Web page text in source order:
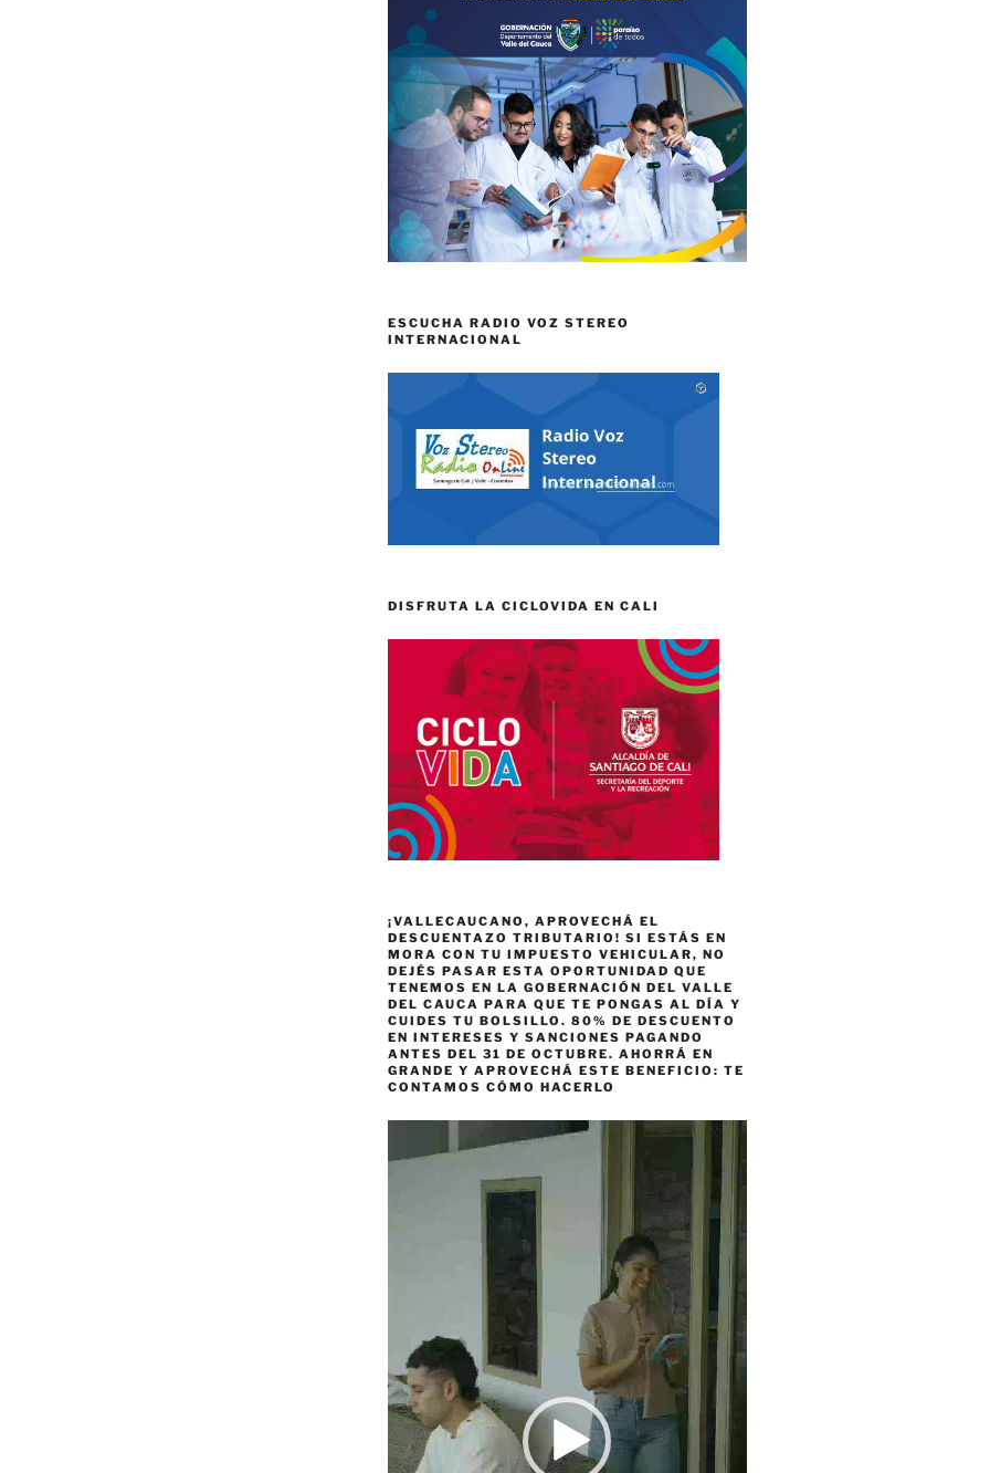
ESCUCHA RADIO VOZ STEREO
INTERNACIONAL
DISFRUTA LA CICLOVIDA EN CALI
¡VALLECAUCANO, APROVECHÁ EL
DESCUENTAZO TRIBUTARIO! SI ESTÁS EN
MORA CON TU IMPUESTO VEHICULAR, NO
DEJÉS PASAR ESTA OPORTUNIDAD QUE
TENEMOS EN LA GOBERNACIÓN DEL VALLE
DEL CAUCA PARA QUE TE PONGAS AL DÍA Y
CUIDES TU BOLSILLO. 80% DE DESCUENTO
EN INTERESES Y SANCIONES PAGANDO
ANTES DEL 31 DE OCTUBRE. AHORRÁ EN
GRANDE Y APROVECHÁ ESTE BENEFICIO: TE
CONTAMOS CÓMO HACERLO
de